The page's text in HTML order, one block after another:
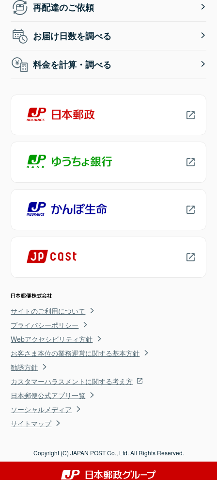
再配達のご依頼
お届け日数を調べる
料金を計算・調べる
サイトのご利用について
プライバシーポリシー
Webアクセシビリティ方針
お客さま本位の業務運営に関する基本方針
勧誘方針
カスタマーハラスメントに関する考え方
日本郵便公式アプリ一覧
ソーシャルメディア
サイトマップ
Copyright (C) JAPAN POST Co., Ltd. All Rights Reserved.